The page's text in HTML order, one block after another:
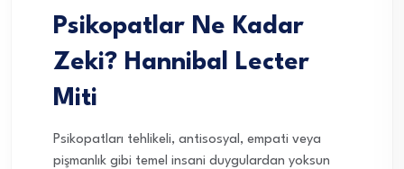
Psikopatlar Ne Kadar
Zeki? Hannibal Lecter
Miti
Psikopatları tehlikeli, antisosyal, empati veya
pişmanlık gibi temel insani duygulardan yoksun